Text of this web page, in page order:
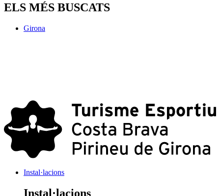
ELS MÉS BUSCATS
Girona
Instal·lacions
Instal·lacions